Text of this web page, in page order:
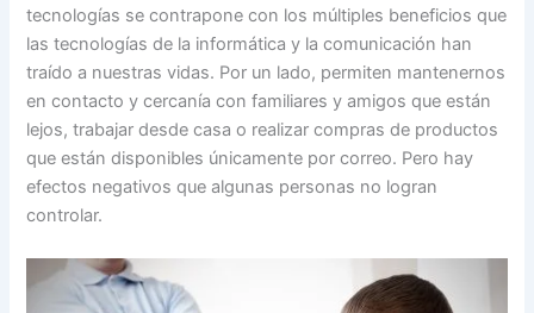
tecnologías se contrapone con los múltiples beneficios que
las tecnologías de la informática y la comunicación han
traído a nuestras vidas. Por un lado, permiten mantenernos
en contacto y cercanía con familiares y amigos que están
lejos, trabajar desde casa o realizar compras de productos
que están disponibles únicamente por correo. Pero hay
efectos negativos que algunas personas no logran
controlar.